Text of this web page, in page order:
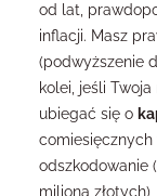
od lat,
inflacji. Masz
(podwyższenie
kolei, jeśli
ubiegać się o
comiesięcznych
odszkodowanie
miliona